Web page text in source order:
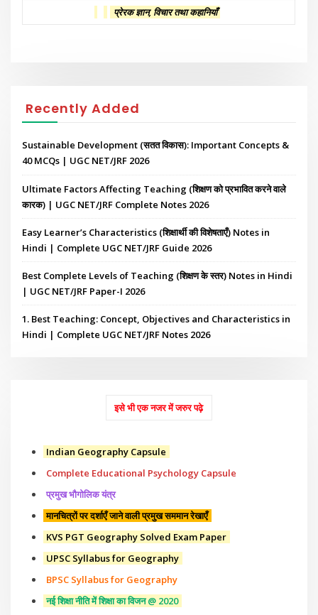
प्रेरक ज्ञान, विचार तथा कहानियाँ
Recently Added
Sustainable Development (सतत विकास): Important Concepts &
40 MCQs | UGC NET/JRF 2026
Ultimate Factors Affecting Teaching (शिक्षण को प्रभावित करने वाले
कारक) | UGC NET/JRF Complete Notes 2026
Easy Learner’s Characteristics (शिक्षार्थी की विशेषताएँ) Notes in
Hindi | Complete UGC NET/JRF Guide 2026
Best Complete Levels of Teaching (शिक्षण के स्तर) Notes in Hindi
| UGC NET/JRF Paper-I 2026
1. Best Teaching: Concept, Objectives and Characteristics in
Hindi | Complete UGC NET/JRF Notes 2026
इसे भी एक नजर में जरुर पढ़े
Indian Geography Capsule
Complete Educational Psychology Capsule
प्रमुख भौगोलिक यंत्र
मानचित्रों पर दर्शाएँ जाने वाली प्रमुख सममान रेखाएँ
KVS PGT Geography Solved Exam Paper
UPSC Syllabus for Geography
BPSC Syllabus for Geography
नई शिक्षा नीति में शिक्षा का विजन @ 2020